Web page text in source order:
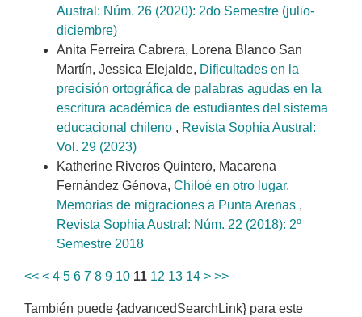
Austral: Núm. 26 (2020): 2do Semestre (julio-
diciembre)
Anita Ferreira Cabrera, Lorena Blanco San
Martín, Jessica Elejalde, Dificultades en la
precisión ortográfica de palabras agudas en la
escritura académica de estudiantes del sistema
educacional chileno , Revista Sophia Austral:
Vol. 29 (2023)
Katherine Riveros Quintero, Macarena
Fernández Génova, Chiloé en otro lugar.
Memorias de migraciones a Punta Arenas ,
Revista Sophia Austral: Núm. 22 (2018): 2º
Semestre 2018
<< < 4 5 6 7 8 9 10 11 12 13 14 > >>
También puede {advancedSearchLink} para este